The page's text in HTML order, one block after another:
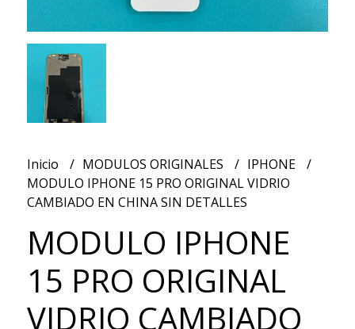
Inicio MODULOS ORIGINALES
IPHONE
MODULO IPHONE 15 PRO ORIGINAL VIDRIO
CAMBIADO EN CHINA SIN DETALLES
MODULO IPHONE
15 PRO ORIGINAL
VIDRIO CAMBIADO